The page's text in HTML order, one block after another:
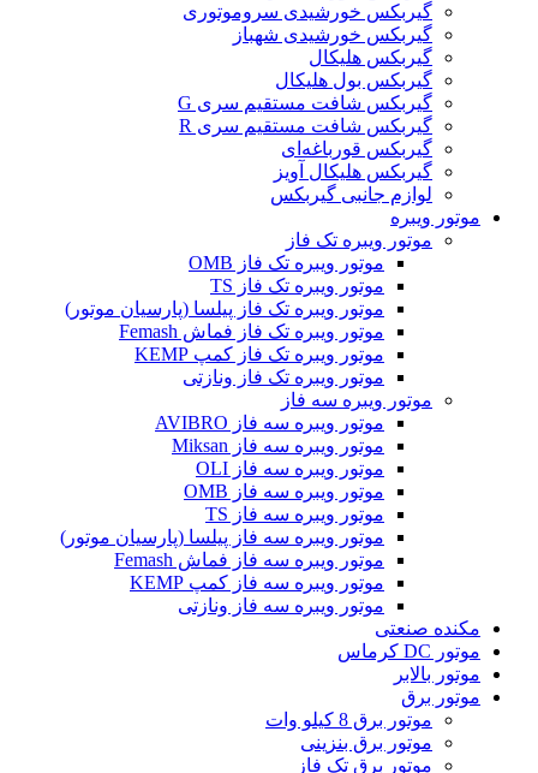
گیربکس خورشیدی سروموتوری
گیربکس خورشیدی شهباز
گیربکس هلیکال
گیربکس بول هلیکال
گیربکس شافت مستقیم سری G
گیربکس شافت مستقیم سری R
گیربکس قورباغه‌ای
گیربکس هلیکال آویز
لوازم جانبی گیربکس
موتور ویبره
موتور ویبره تک فاز
موتور ویبره تک فاز OMB
موتور ویبره تک فاز TS
موتور ویبره تک فاز پیلسا (پارسیان موتور)
موتور ویبره تک فاز فماش Femash
موتور ویبره تک فاز کمپ KEMP
موتور ویبره تک فاز ونازتی
موتور ویبره سه فاز
موتور ویبره سه فاز AVIBRO
موتور ویبره سه فاز Miksan
موتور ویبره سه فاز OLI
موتور ویبره سه فاز OMB
موتور ویبره سه فاز TS
موتور ویبره سه فاز پیلسا (پارسیان موتور)
موتور ویبره سه فاز فماش Femash
موتور ویبره سه فاز کمپ KEMP
موتور ویبره سه فاز ونازتی
مکنده صنعتی
موتور DC کرماس
موتور بالابر
موتور برق
موتور برق 8 کیلو وات
موتور برق بنزینی
موتور برق تک فاز